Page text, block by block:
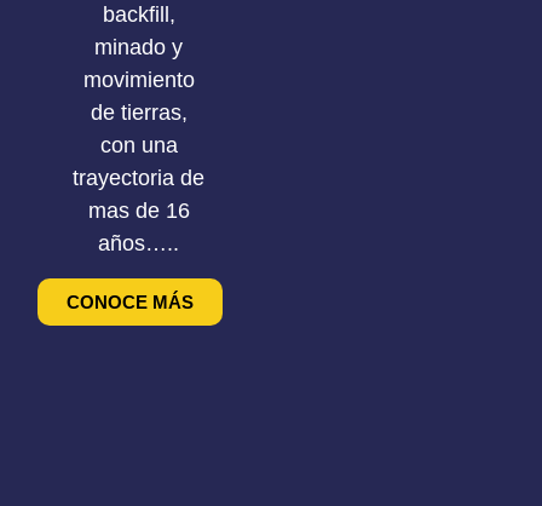
backfill,
minado y
movimiento
de tierras,
con una
trayectoria de
mas de 16
años…..
CONOCE MÁS